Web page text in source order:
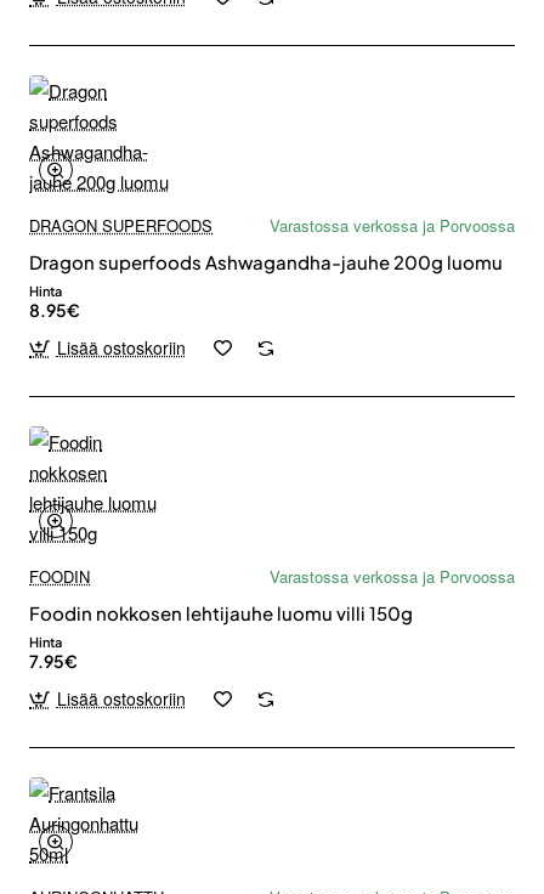
DRAGON SUPERFOODS
Varastossa verkossa ja Porvoossa
Dragon superfoods Ashwagandha-jauhe 200g luomu
Hinta
8.95€
Lisää ostoskoriin
FOODIN
Varastossa verkossa ja Porvoossa
Foodin nokkosen lehtijauhe luomu villi 150g
Hinta
7.95€
Lisää ostoskoriin